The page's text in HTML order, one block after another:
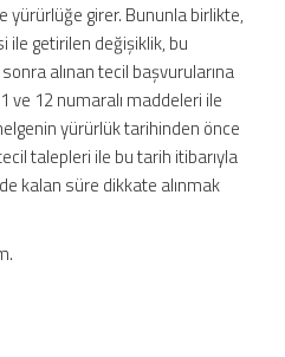
yürürlüğe girer. Bununla birlikte,
ile getirilen değişiklik, bu
alınan tecil başvurularına
ve 12 numaralı maddeleri ile
yürürlük tarihinden önce
talepleri ile bu tarih itibarıyla
kalan süre dikkate alınmak